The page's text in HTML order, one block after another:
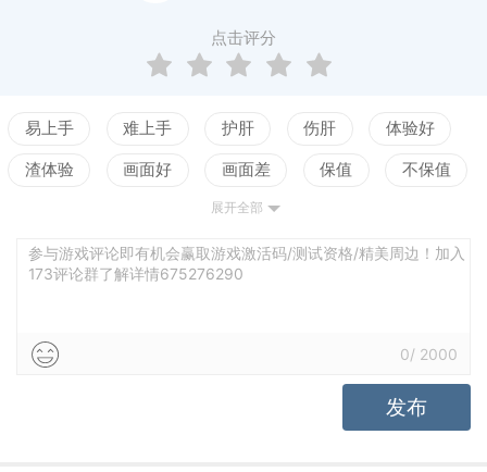
点击评分
易上手 难上手 护肝 伤肝 体验好
渣体验 画面好 画面差 保值 不保值
测试
展开全部
参与游戏评论即有机会赢取游戏激活码/测试资格/精美周边！加入
173评论群了解详情675276290
0/ 2000
发布